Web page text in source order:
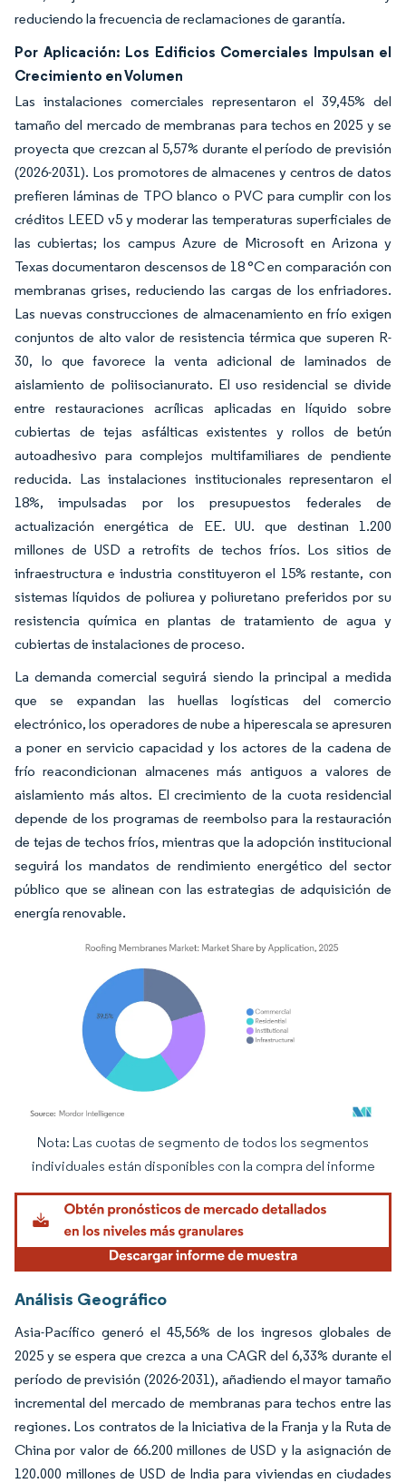
reduciendo la frecuencia de reclamaciones de garantía.
Por Aplicación: Los Edificios Comerciales Impulsan el
Crecimiento en Volumen
Las instalaciones comerciales representaron el 39,45% del
tamaño del mercado de membranas para techos en 2025 y se
proyecta que crezcan al 5,57% durante el período de previsión
(2026-2031). Los promotores de almacenes y centros de datos
prefieren láminas de TPO blanco o PVC para cumplir con los
créditos LEED v5 y moderar las temperaturas superficiales de
las cubiertas; los campus Azure de Microsoft en Arizona y
Texas documentaron descensos de 18 °C en comparación con
membranas grises, reduciendo las cargas de los enfriadores.
Las nuevas construcciones de almacenamiento en frío exigen
conjuntos de alto valor de resistencia térmica que superen R-
30, lo que favorece la venta adicional de laminados de
aislamiento de poliisocianurato. El uso residencial se divide
entre restauraciones acrílicas aplicadas en líquido sobre
cubiertas de tejas asfálticas existentes y rollos de betún
autoadhesivo para complejos multifamiliares de pendiente
reducida. Las instalaciones institucionales representaron el
18%, impulsadas por los presupuestos federales de
actualización energética de EE. UU. que destinan 1.200
millones de USD a retrofits de techos fríos. Los sitios de
infraestructura e industria constituyeron el 15% restante, con
sistemas líquidos de poliurea y poliuretano preferidos por su
resistencia química en plantas de tratamiento de agua y
cubiertas de instalaciones de proceso.
La demanda comercial seguirá siendo la principal a medida
que se expandan las huellas logísticas del comercio
electrónico, los operadores de nube a hiperescala se apresuren
a poner en servicio capacidad y los actores de la cadena de
frío reacondicionan almacenes más antiguos a valores de
aislamiento más altos. El crecimiento de la cuota residencial
depende de los programas de reembolso para la restauración
de tejas de techos fríos, mientras que la adopción institucional
seguirá los mandatos de rendimiento energético del sector
público que se alinean con las estrategias de adquisición de
energía renovable.
Imagen © Mordor Intelligence. El uso requiere atribución según CC BY 4.0.
Nota: Las cuotas de segmento de todos los segmentos
individuales están disponibles con la compra del informe
Análisis Geográfico
Asia-Pacífico generó el 45,56% de los ingresos globales de
2025 y se espera que crezca a una CAGR del 6,33% durante el
período de previsión (2026-2031), añadiendo el mayor tamaño
incremental del mercado de membranas para techos entre las
regiones. Los contratos de la Iniciativa de la Franja y la Ruta de
China por valor de 66.200 millones de USD y la asignación de
120.000 millones de USD de India para viviendas en ciudades